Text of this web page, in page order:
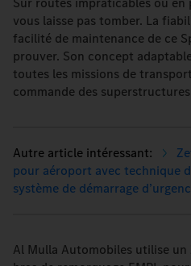
vous laisse pas tomber. La
facilité de maintenance de ce
prouver. Son concept
toutes les missions de
commande des
pour aéroport avec technique
système de démarrage
Al Mulla Automobiles utilise